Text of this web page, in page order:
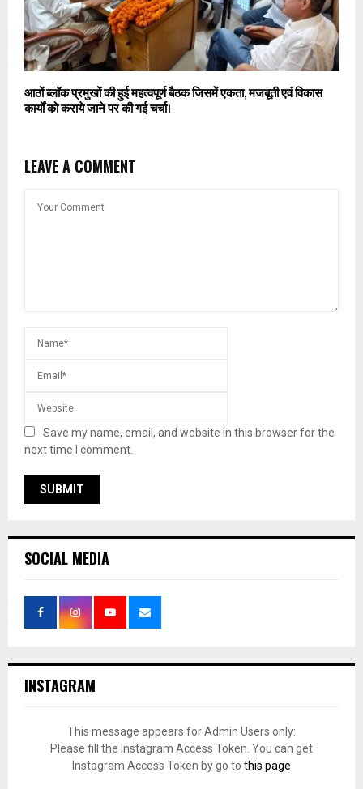
आठों ब्लॉक प्रमुखों की हुई महत्वपूर्ण बैठक जिसमें एकता, मजबूती एवं विकास
कार्यों को कराये जाने पर की गई चर्चा।
LEAVE A COMMENT
Save my name, email, and website in this browser for the
next time I comment.
SOCIAL MEDIA
INSTAGRAM
This message appears for Admin Users only:
Please fill the Instagram Access Token. You can get
Instagram Access Token by go to this page